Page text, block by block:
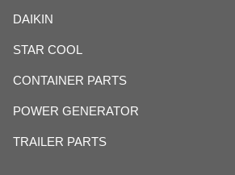
DAIKIN
STAR COOL
CONTAINER PARTS
POWER GENERATOR
TRAILER PARTS